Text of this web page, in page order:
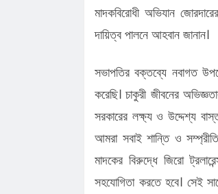
মাদকবিরোধী অভিযান
দায়িত্ব পালনে আহবান জানান।
সভাপতির বক্তব্যে নবাগত
করেছি। চাকুরী জীবনের
সরকারের লক্ষ্য ও উদ্দেশ্য
আমরা সবাই শান্তি ও
মাদকের বিরুদ্ধে জিরো
সহযোগিতা করতে হবে। সেই